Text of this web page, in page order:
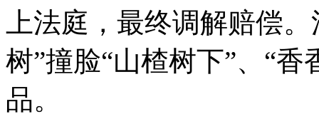
上法庭，最终调解赔偿
树”撞脸“山楂树下”、“
品。